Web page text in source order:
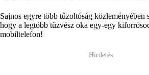
Sajnos egyre több tűzoltóság közleményében
hogy a legtöbb tűzvész oka egy-egy
mobiltelefon!
Hirdetés